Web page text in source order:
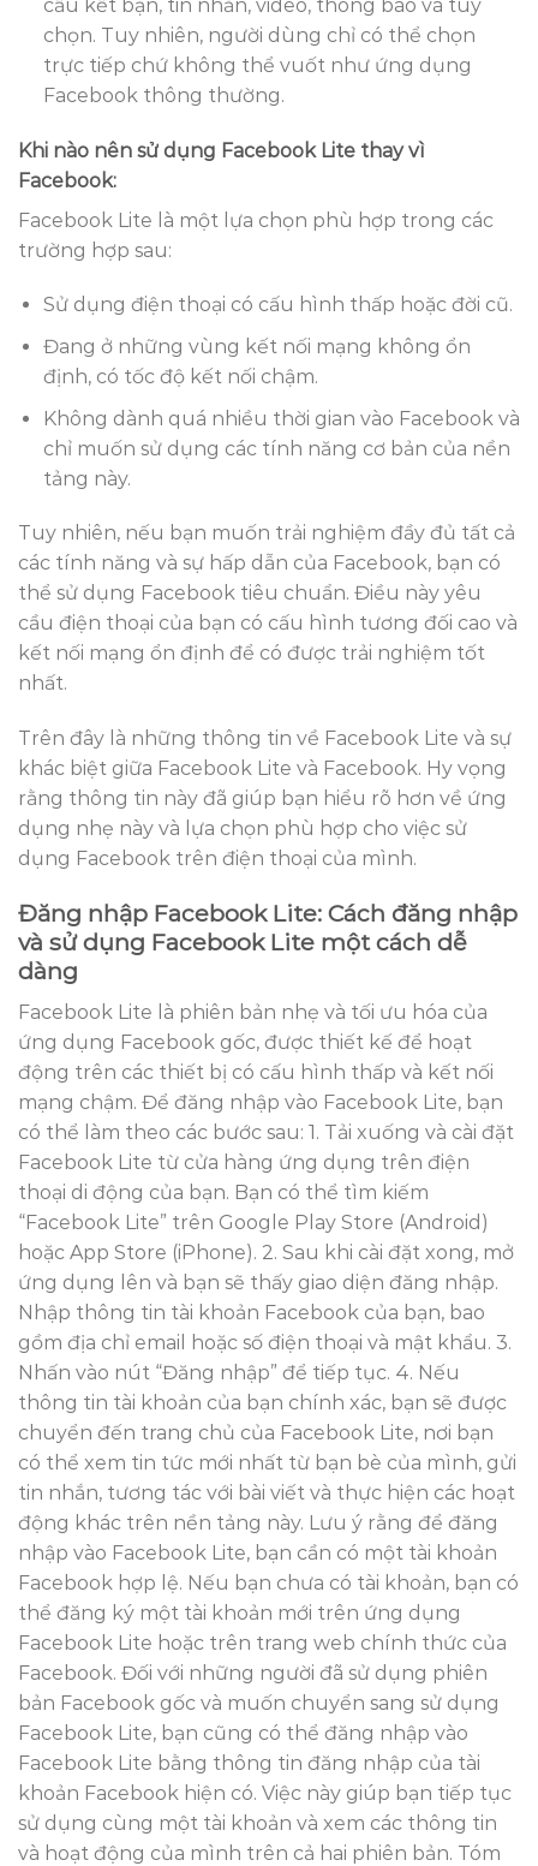
cầu kết bạn, tin nhắn, video, thông báo và tùy
chọn. Tuy nhiên, người dùng chỉ có thể chọn
trực tiếp chứ không thể vuốt như ứng dụng
Facebook thông thường.
Khi nào nên sử dụng Facebook Lite thay vì
Facebook:
Facebook Lite là một lựa chọn phù hợp trong các
trường hợp sau:
Sử dụng điện thoại có cấu hình thấp hoặc đời cũ.
Đang ở những vùng kết nối mạng không ổn
định, có tốc độ kết nối chậm.
Không dành quá nhiều thời gian vào Facebook và
chỉ muốn sử dụng các tính năng cơ bản của nền
tảng này.
Tuy nhiên, nếu bạn muốn trải nghiệm đầy đủ tất cả
các tính năng và sự hấp dẫn của Facebook, bạn có
thể sử dụng Facebook tiêu chuẩn. Điều này yêu
cầu điện thoại của bạn có cấu hình tương đối cao và
kết nối mạng ổn định để có được trải nghiệm tốt
nhất.
Trên đây là những thông tin về Facebook Lite và sự
khác biệt giữa Facebook Lite và Facebook. Hy vọng
rằng thông tin này đã giúp bạn hiểu rõ hơn về ứng
dụng nhẹ này và lựa chọn phù hợp cho việc sử
dụng Facebook trên điện thoại của mình.
Đăng nhập Facebook Lite: Cách đăng nhập
và sử dụng Facebook Lite một cách dễ
dàng
Facebook Lite là phiên bản nhẹ và tối ưu hóa của
ứng dụng Facebook gốc, được thiết kế để hoạt
động trên các thiết bị có cấu hình thấp và kết nối
mạng chậm. Để đăng nhập vào Facebook Lite, bạn
có thể làm theo các bước sau: 1. Tải xuống và cài đặt
Facebook Lite từ cửa hàng ứng dụng trên điện
thoại di động của bạn. Bạn có thể tìm kiếm
“Facebook Lite” trên Google Play Store (Android)
hoặc App Store (iPhone). 2. Sau khi cài đặt xong, mở
ứng dụng lên và bạn sẽ thấy giao diện đăng nhập.
Nhập thông tin tài khoản Facebook của bạn, bao
gồm địa chỉ email hoặc số điện thoại và mật khẩu. 3.
Nhấn vào nút “Đăng nhập” để tiếp tục. 4. Nếu
thông tin tài khoản của bạn chính xác, bạn sẽ được
chuyển đến trang chủ của Facebook Lite, nơi bạn
có thể xem tin tức mới nhất từ bạn bè của mình, gửi
tin nhắn, tương tác với bài viết và thực hiện các hoạt
động khác trên nền tảng này. Lưu ý rằng để đăng
nhập vào Facebook Lite, bạn cần có một tài khoản
Facebook hợp lệ. Nếu bạn chưa có tài khoản, bạn có
thể đăng ký một tài khoản mới trên ứng dụng
Facebook Lite hoặc trên trang web chính thức của
Facebook. Đối với những người đã sử dụng phiên
bản Facebook gốc và muốn chuyển sang sử dụng
Facebook Lite, bạn cũng có thể đăng nhập vào
Facebook Lite bằng thông tin đăng nhập của tài
khoản Facebook hiện có. Việc này giúp bạn tiếp tục
sử dụng cùng một tài khoản và xem các thông tin
và hoạt động của mình trên cả hai phiên bản. Tóm